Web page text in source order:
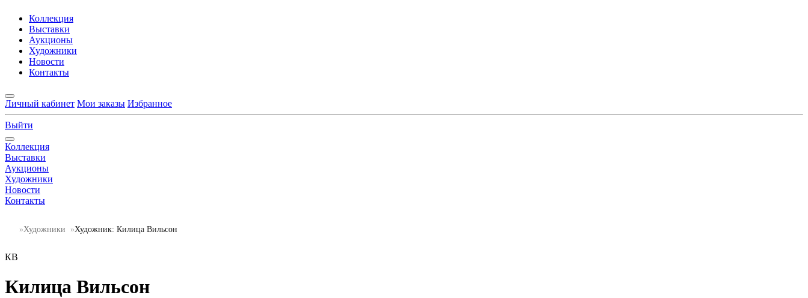
Коллекция
Выставки
Аукционы
Художники
Новости
Контакты
Личный кабинет Мои заказы Избранное
Выйти
Коллекция
Выставки
Аукционы
Художники
Новости
Контакты
Художники Художник: Килица Вильсон
КВ
Килица Вильсон